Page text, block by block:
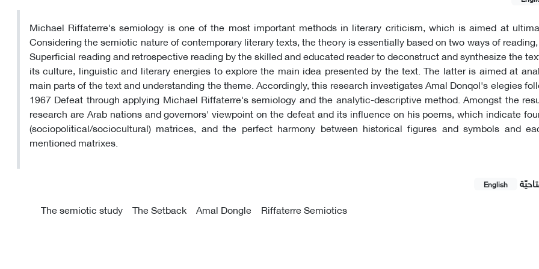
Michael Riffaterre's semiology is one of the most important methods in literary criticism, which is aimed at
Considering the semiotic nature of contemporary literary texts, the theory is essentially based on two ways of
Superficial reading and retrospective reading by the skilled and educated reader to deconstruct and synthesize the
its culture, linguistic and literary energies to explore the main idea presented by the text. The latter is aimed at
main parts of the text and understanding the theme. Accordingly, this research investigates Amal Donqol's elegies
1967 Defeat through applying Michael Riffaterre's semiology and the analytic-descriptive method. Amongst the
research are Arab nations and governors' viewpoint on the defeat and its influence on his poems, which indicate
(sociopolitical/sociocultural) matrices, and the perfect harmony between historical figures and symbols and
mentioned matrixes.
English
The semiotic study The Setback Amal Dongle Riffaterre Semiotics